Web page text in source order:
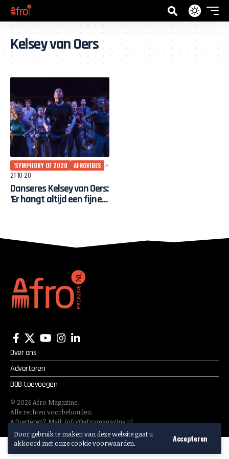
Door gebruik te maken van deze website gaat u
akkoord met onze cookie voorwaarden.
Accepteren
Kelsey van Oers
‘SYMPHONY OF 2020
AFROVIBES
21-10-20
Danseres Kelsey van Oers:
‘Er hangt altijd een fijne
Over ons
Adverteren
BOB toevoegen
© 2026Afro Magazine.
Alle rechten voorbehouden.
Adverteren? Mail:info@afromagazine.nl